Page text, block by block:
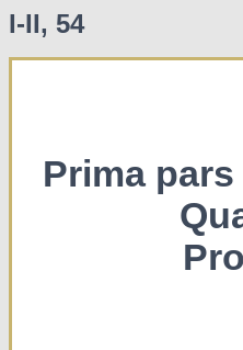
I-II, 54
Prima